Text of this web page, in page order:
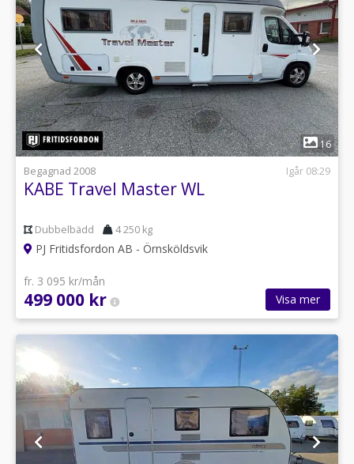
1
16
Begagnad 2008
Igår 08:29
KABE Travel Master WL
Dubbelbädd 4 250 kg
PJ Fritidsfordon AB - Örnsköldsvik
fr. 3 095 kr/mån
499 000 kr Visa mer